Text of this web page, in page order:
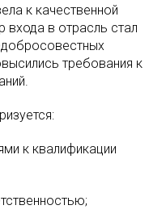
к качественной
в отрасль стал
требования к
к квалификации